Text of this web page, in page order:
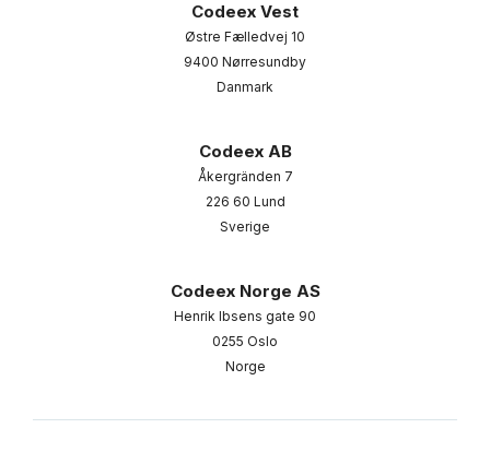
Codeex Vest
Østre Fælledvej 10
9400 Nørresundby
Danmark
Codeex AB
Åkergränden 7
226 60 Lund
Sverige
Codeex Norge AS
Henrik Ibsens gate 90
0255 Oslo
Norge